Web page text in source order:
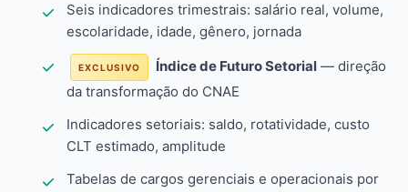
Seis indicadores trimestrais: salário real, volume,
escolaridade, idade, gênero, jornada
EXCLUSIVO Índice de Futuro Setorial — direção
da transformação do CNAE
Indicadores setoriais: saldo, rotatividade, custo
CLT estimado, amplitude
Tabelas de cargos gerenciais e operacionais por